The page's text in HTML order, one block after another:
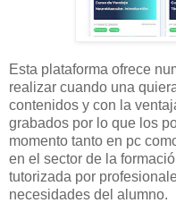
Esta plataforma ofrece
realizar cuando una
contenidos y con la
grabados por lo que los
momento tanto en pc
en el sector de la
tutorizada por
necesidades del alumno.